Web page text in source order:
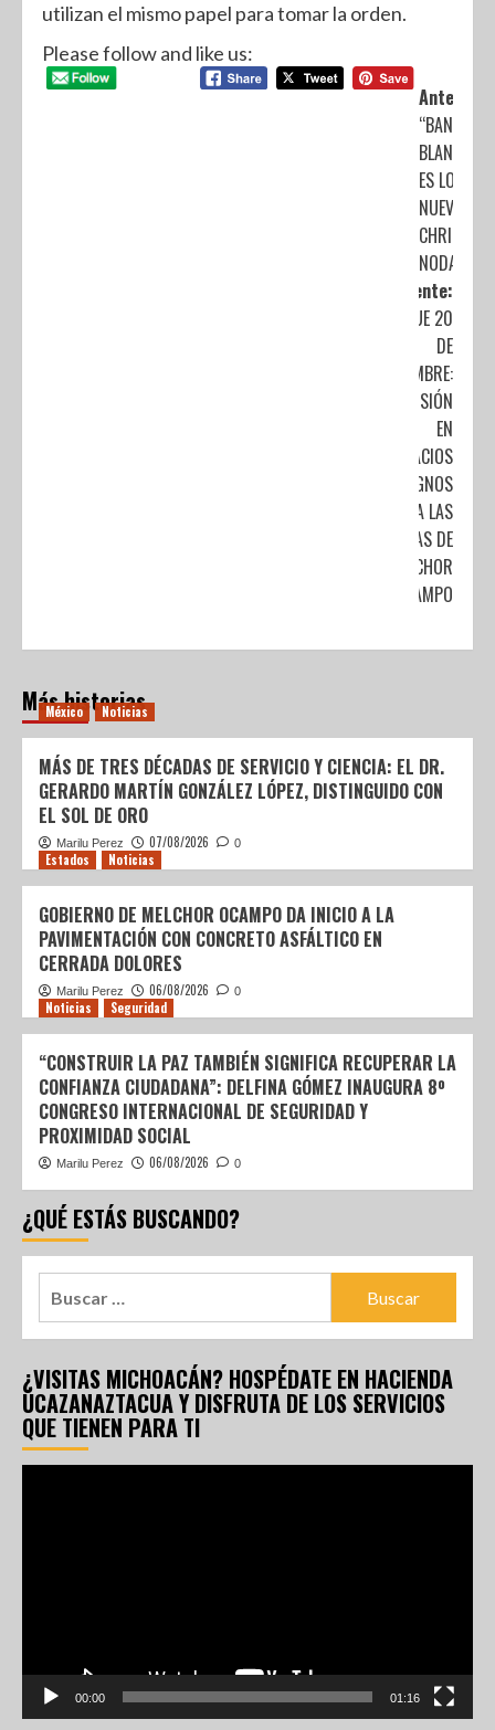
utilizan el mismo papel para tomar la orden.
Please follow and like us:
Anterior:
“BANDERA
BLANCA”
ES LO
NUEVO DE
CHRISTIAN
NODAL
Siguiente:
PARQUE 20
DE
NOVIEMBRE:
INVERSIÓN
EN
ESPACIOS
DIGNOS
PARA LAS
FAMILIAS DE
MELCHOR
OCAMPO
Más historias
México Noticias
MÁS DE TRES DÉCADAS DE SERVICIO Y CIENCIA: EL DR.
GERARDO MARTÍN GONZÁLEZ LÓPEZ, DISTINGUIDO CON
EL SOL DE ORO
Marilu Perez 07/08/2026 0
Estados Noticias
GOBIERNO DE MELCHOR OCAMPO DA INICIO A LA
PAVIMENTACIÓN CON CONCRETO ASFÁLTICO EN
CERRADA DOLORES
Marilu Perez 06/08/2026 0
Noticias Seguridad
“CONSTRUIR LA PAZ TAMBIÉN SIGNIFICA RECUPERAR LA
CONFIANZA CIUDADANA”: DELFINA GÓMEZ INAUGURA 8º
CONGRESO INTERNACIONAL DE SEGURIDAD Y
PROXIMIDAD SOCIAL
Marilu Perez 06/08/2026 0
¿QUÉ ESTÁS BUSCANDO?
¿VISITAS MICHOACÁN? HOSPÉDATE EN HACIENDA
UCAZANAZTACUA Y DISFRUTA DE LOS SERVICIOS
QUE TIENEN PARA TI
00:00 01:16